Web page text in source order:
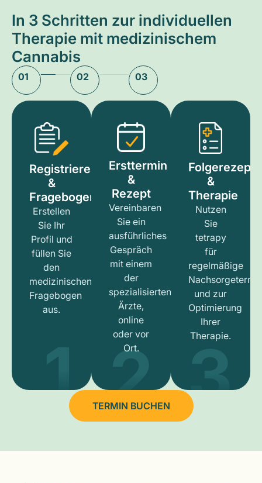
In 3 Schritten zur individuellen
Therapie mit medizinischem
Cannabis
01 02 03
Registrieren
&
Fragebogen
Erstellen
Sie Ihr
Profil und
füllen Sie
den
medizinischen
Fragebogen
aus.
1
Ersttermin
&
Rezept
Vereinbaren
Sie ein
ausführliches
Gespräch
mit einem
der
spezialisierten
Ärzte,
online
oder vor
Ort.
2
Folgerezept
&
Therapie
Nutzen
Sie
tetrapy
für
regelmäßige
und zur
Optimierung
Ihrer
Therapie.
3
TERMIN BUCHEN